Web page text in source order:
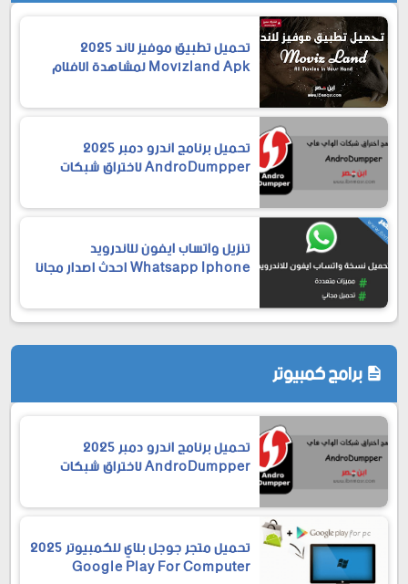
تحميل تطبيق موفيز لاند 2025
Movizland Apk لمشاهدة الافلام
تحميل برنامج اندرو دمبر 2025
AndroDumpper لاختراق شبكات
تنزيل واتساب ايفون للاندرويد
Whatsapp Iphone احدث اصدار مجانا
برامج كمبيوتر
تحميل برنامج اندرو دمبر 2025
AndroDumpper لاختراق شبكات
تحميل متجر جوجل بلاي للكمبيوتر 2025
Google Play For Computer